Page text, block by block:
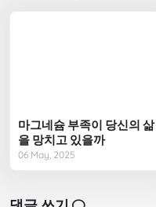
마그네슘 부족이 당신의 삶
을 망치고 있을까
06 May, 2025